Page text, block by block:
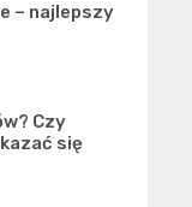
– najlepszy
Czy
się